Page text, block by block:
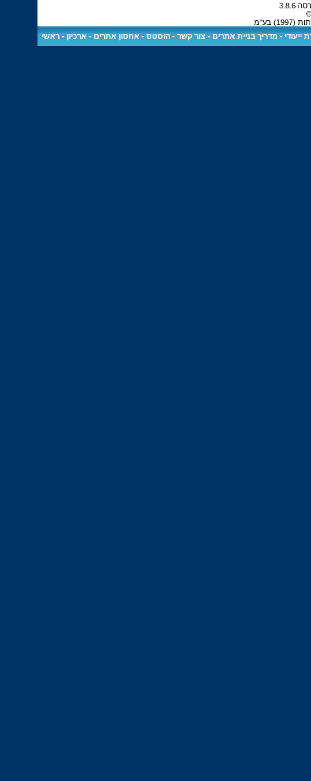
בע"מ
ייעודי -מדריך בניית אתרים -צור קשר -הוסטס - אחסון אתרים - ארכיון -ראשי